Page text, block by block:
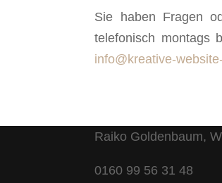
Sie haben Fragen
telefonisch montags
info@kreative-
Raiko Goldenbaum,
0160 99 56 31 48